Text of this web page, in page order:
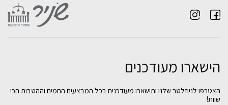
הישארו מעודכנים
הצטרפו לניוזלטר שלנו ותישארו מעודכנים בכל המבצעים החמים וההטבות הכי
שוות!